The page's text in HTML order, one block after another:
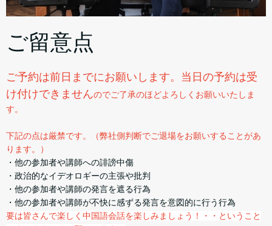
ご留意点
ご予約は前日までにお願いします。当日の予約は受
け付けできませんのでご了承のほどよろしくお願いいたしま
す。
下記の点は厳禁です。（弊社側判断でご退場をお願いすることがあ
ります。）
・他の参加者や講師への誹謗中傷
・政治的なイデオロギーの主張や批判
・他の参加者や講師の発言を遮る行為
・他の参加者や講師が不快に感ずる発言を意図的に行う行為
要は皆さんで楽しく中国語会話を楽しみましょう！・・ということ